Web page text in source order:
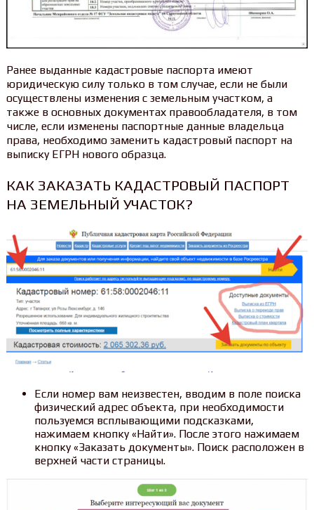
Ранее выданные кадастровые паспорта имеют
юридическую силу только в том случае, если не были
осуществлены изменения с земельным участком, а
также в основных документах правообладателя, в том
числе, если изменены паспортные данные владельца
права, необходимо заменить кадастровый паспорт на
выписку ЕГРН нового образца.
КАК ЗАКАЗАТЬ КАДАСТРОВЫЙ ПАСПОРТ
НА ЗЕМЕЛЬНЫЙ УЧАСТОК?
Если номер вам неизвестен, вводим в поле поиска
физический адрес объекта, при необходимости
пользуемся всплывающими подсказками,
нажимаем кнопку «Найти». После этого нажимаем
кнопку «Заказать документы». Поиск расположен в
верхней части страницы.